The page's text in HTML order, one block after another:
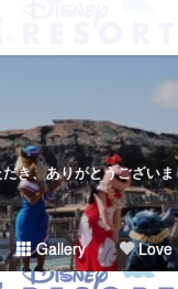
Gallery Love